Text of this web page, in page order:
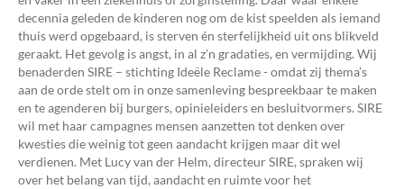
decennia geleden de kinderen nog om de kist speelden als iemand
thuis werd opgebaard, is sterven én sterfelijkheid uit ons blikveld
geraakt. Het gevolg is angst, in al z’n gradaties, en vermijding. Wij
benaderden SIRE – stichting Ideële Reclame - omdat zij thema’s
aan de orde stelt om in onze samenleving bespreekbaar te maken
en te agenderen bij burgers, opinieleiders en besluitvormers. SIRE
wil met haar campagnes mensen aanzetten tot denken over
kwesties die weinig tot geen aandacht krijgen maar dit wel
verdienen. Met Lucy van der Helm, directeur SIRE, spraken wij
over het belang van tijd, aandacht en ruimte voor het